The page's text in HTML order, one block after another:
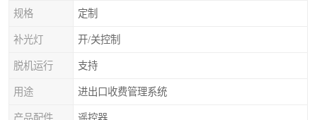
规格 定制
补光灯 开/关控制
脱机运行 支持
用途 进出口收费管理系统